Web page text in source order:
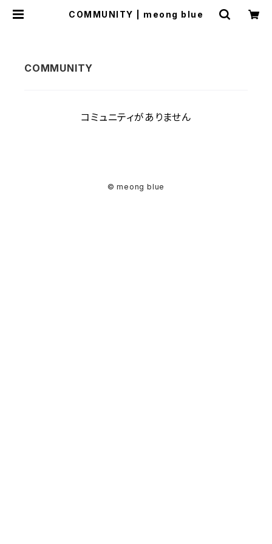
COMMUNITY | meong blue
コミュニティがありません
© meong blue